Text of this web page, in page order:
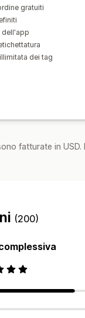
gratuiti
dell'app
dei tag
fatturate in
(200)